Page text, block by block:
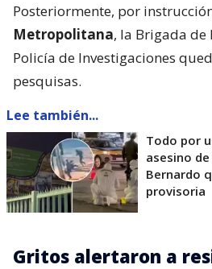
Posteriormente, por
Metropolitana, la Brigada
Policía de Investigaciones
pesquisas.
Lee también...
Todo por
asesino
Bernardo
provisoria
Gritos alertaron a